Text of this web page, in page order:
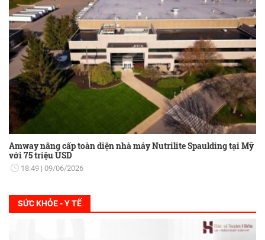
Amway nâng cấp toàn diện nhà máy Nutrilite Spaulding tại Mỹ
với 75 triệu USD
18:49 09/06/2026
SỨC KHỎE - Y TẾ